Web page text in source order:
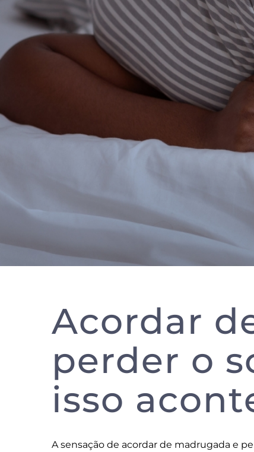
Acordar
perder o
isso
A sensação de acordar de madrugada e